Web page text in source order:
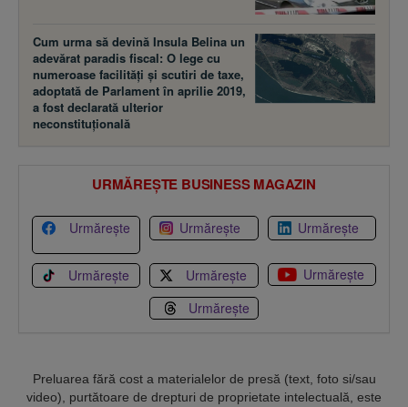
Cum urma să devină Insula Belina un
adevărat paradis fiscal: O lege cu
numeroase facilităţi şi scutiri de taxe,
adoptată de Parlament în aprilie 2019,
a fost declarată ulterior
neconstituţională
URMĂREȘTE BUSINESS MAGAZIN
Urmărește Urmărește Urmărește
Urmărește Urmărește
Urmărește
Urmărește
Preluarea fără cost a materialelor de presă (text, foto si/sau
video), purtătoare de drepturi de proprietate intelectuală, este